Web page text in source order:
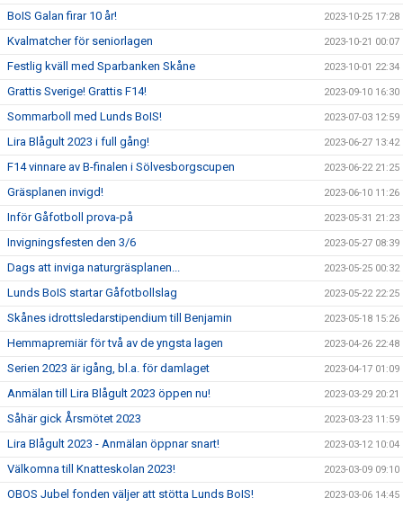
BoIS Galan firar 10 år! 2023-10-25 17:28
Kvalmatcher för seniorlagen 2023-10-21 00:07
Festlig kväll med Sparbanken Skåne 2023-10-01 22:34
Grattis Sverige! Grattis F14! 2023-09-10 16:30
Sommarboll med Lunds BoIS! 2023-07-03 12:59
Lira Blågult 2023 i full gång! 2023-06-27 13:42
F14 vinnare av B-finalen i Sölvesborgscupen 2023-06-22 21:25
Gräsplanen invigd! 2023-06-10 11:26
Inför Gåfotboll prova-på 2023-05-31 21:23
Invigningsfesten den 3/6 2023-05-27 08:39
Dags att inviga naturgräsplanen... 2023-05-25 00:32
Lunds BoIS startar Gåfotbollslag 2023-05-22 22:25
Skånes idrottsledarstipendium till Benjamin 2023-05-18 15:26
Hemmapremiär för två av de yngsta lagen 2023-04-26 22:48
Serien 2023 är igång, bl.a. för damlaget 2023-04-17 01:09
Anmälan till Lira Blågult 2023 öppen nu! 2023-03-29 20:21
Såhär gick Årsmötet 2023 2023-03-23 11:59
Lira Blågult 2023 - Anmälan öppnar snart! 2023-03-12 10:04
Välkomna till Knatteskolan 2023! 2023-03-09 09:10
OBOS Jubel fonden väljer att stötta Lunds BoIS! 2023-03-06 14:45